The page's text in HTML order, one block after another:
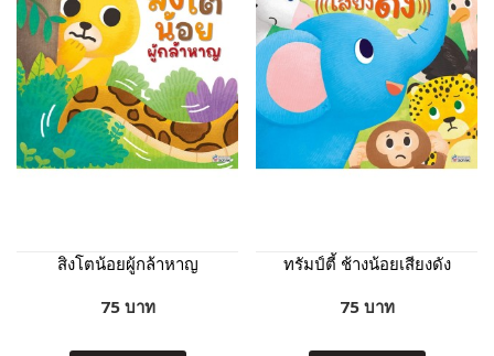
สิงโตน้อยผู้กล้าหาญ
75 บาท
ทรัมป์ตี้ ช้างน้อยเสียงดัง
75 บาท